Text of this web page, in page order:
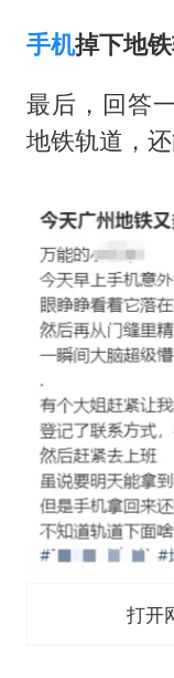
手机掉下地
最后，回答
地铁轨道，
打开